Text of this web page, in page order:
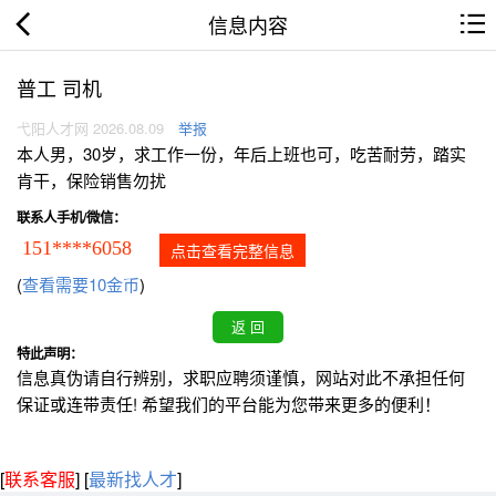
信息内容
普工 司机
弋阳人才网 2026.08.09 举报
本人男，30岁，求工作一份，年后上班也可，吃苦耐劳，踏实
肯干，保险销售勿扰
联系人手机/微信：
151****6058 点击查看完整信息
(查看需要10金币)
特此声明：
信息真伪请自行辨别，求职应聘须谨慎，网站对此不承担任何
保证或连带责任! 希望我们的平台能为您带来更多的便利！
[联系客服] [最新找人才]